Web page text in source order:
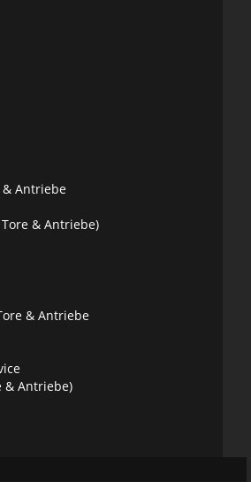
& Antriebe
& Antriebe)
& Antriebe
& Antriebe)